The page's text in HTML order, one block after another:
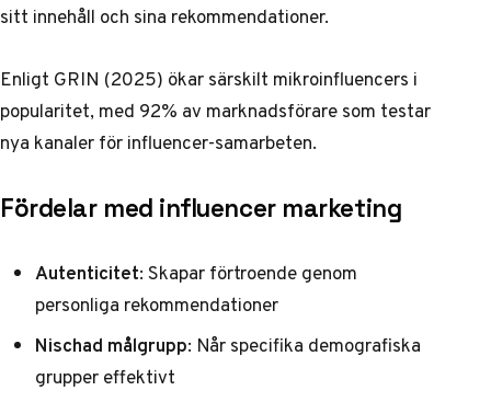
sitt innehåll och sina rekommendationer.
Enligt GRIN (2025) ökar särskilt mikroinfluencers i
popularitet, med 92% av marknadsförare som testar
nya kanaler för influencer-samarbeten.
Fördelar med influencer marketing
Autenticitet: Skapar förtroende genom
personliga rekommendationer
Nischad målgrupp: Når specifika demografiska
grupper effektivt